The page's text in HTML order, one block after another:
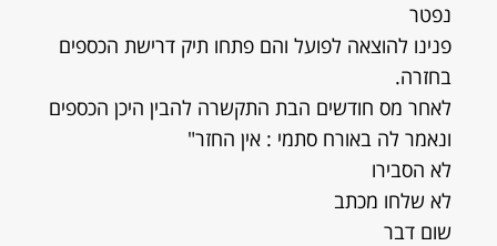
נפטר
פנינו להוצאה לפועל והם פתחו תיק דרישת הכספים
בחזרה.
לאחר מס חודשים הבת התקשרה להבין היכן הכספים
ונאמר לה באורח סתמי : אין החזר"
לא הסבירו
לא שלחו מכתב
שום דבר